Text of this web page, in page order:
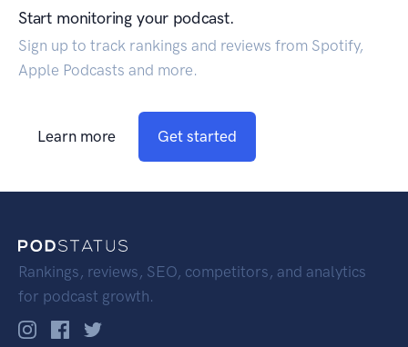
Start monitoring your podcast.
Sign up to track rankings and reviews from Spotify,
Apple Podcasts and more.
Learn more Get started
Rankings, reviews, SEO, competitors, and analytics
for podcast growth.